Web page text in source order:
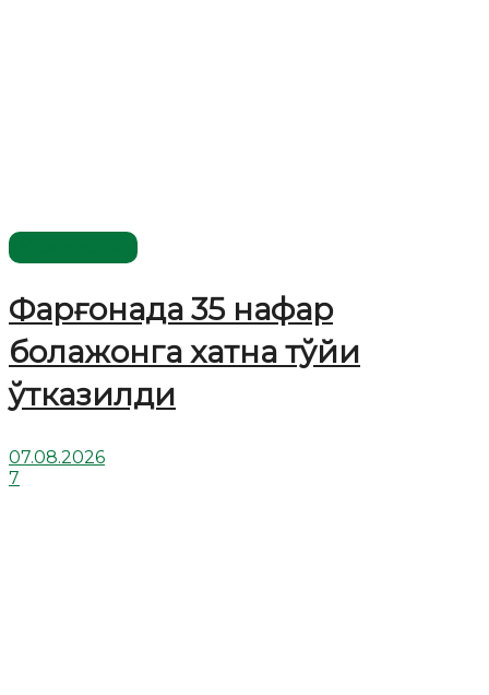
Фарғонада 35 нафар
болажонга хатна тўйи
ўтказилди
07.08.2026
7